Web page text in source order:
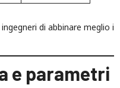
di abbinare meglio i
e parametri